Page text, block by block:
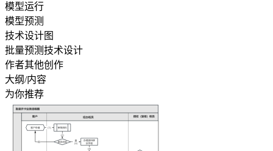
模型运行
模型预测
技术设计图
批量预测技术设计
作者其他创作
大纲/内容
为你推荐